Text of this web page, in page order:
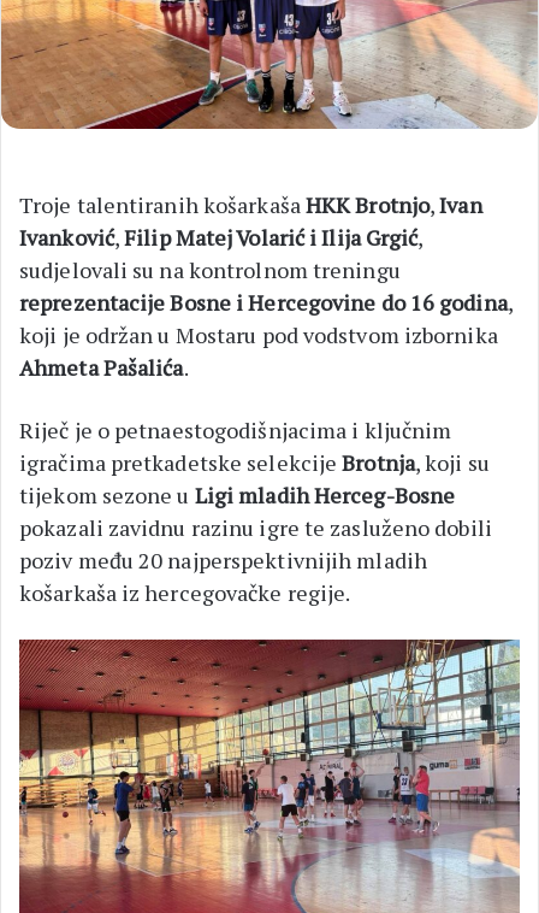
Troje talentiranih košarkašaHKK Brotnjo,Ivan
Ivanković,Filip Matej Volarić i Ilija Grgić,
sudjelovali su na kontrolnom treningu
reprezentacije Bosne i Hercegovine do 16 godina,
koji je održan u Mostaru pod vodstvom izbornika
Ahmeta Pašalića.
Riječ je o petnaestogodišnjacima i ključnim
igračima pretkadetske selekcijeBrotnja, koji su
tijekom sezone u Ligi mladih Herceg-Bosne
pokazali zavidnu razinu igre te zasluženo dobili
poziv među 20 najperspektivnijih mladih
košarkaša iz hercegovačke regije.